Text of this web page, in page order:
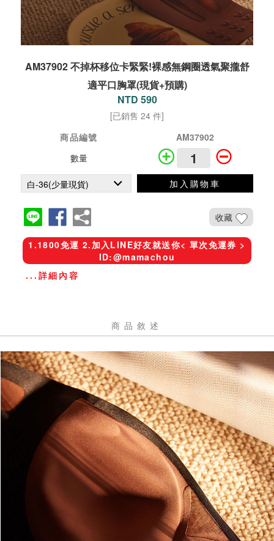
AM37902 不掉杯移位卡緊緊!裸感無鋼圈透氣聚攏舒
適平口胸罩(現貨+預購)
NTD 590
[已銷售 24 件]
商品編號
AM37902
數量
加入購物車
收藏
1.1800免運 2.加入LINE好友就送你< 單次免運券 >
ID:@mamachou
...詳細內容
商品敘述